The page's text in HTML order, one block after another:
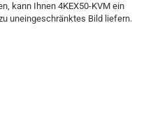
kann Ihnen 4KEX50-KVM ein
uneingeschränktes Bild liefern.